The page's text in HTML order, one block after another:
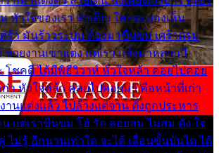
น หัวใจของเรา ลำเค็ญ ใครจะมองเห็น
ศร้า มันร้าวระบม ต้องมาขื่นขม เศร้าตรม
วยงานเขาแต่ง แต่เรา แล้งมาหลายปี
โชคดี ได้มีพิธีวิวาห์ หัวใจหล้า คอยไปคอย
า หัวใจหล้า คอยไปคอยมา คือหน้าที่เก่า
านแต่งแล้ว ไปล้างแต่จาน ดั่งถูกประหาร
น แต่เราขื่นขม โอ้ รัก ลอยลม ไม่สม ดัง ใจ
ไม่รู้ อีกนานเท่าใด จะได้ เลื่อนขั้นบันได ได้